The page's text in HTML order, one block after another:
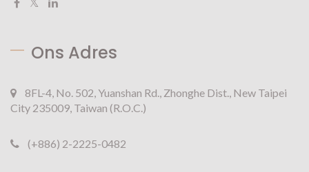
Ons Adres
8FL-4, No. 502, Yuanshan Rd., Zhonghe Dist., New Taipei
City 235009, Taiwan (R.O.C.)
(+886) 2-2225-0482